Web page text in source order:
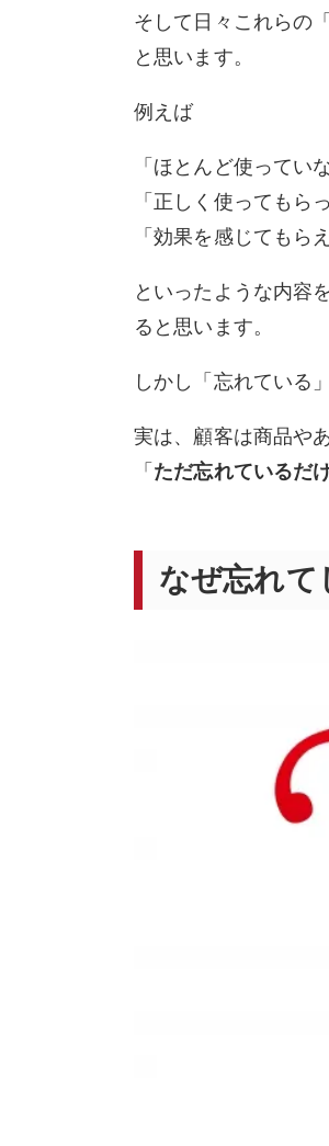
そして日々これらの
と思います。
例えば
「ほとんど使ってい
「正しく使ってもら
「効果を感じてもら
といったような内容
ると思います。
しかし「忘れている
実は、顧客は商品や
「 ただ忘れているだ
なぜ忘れて